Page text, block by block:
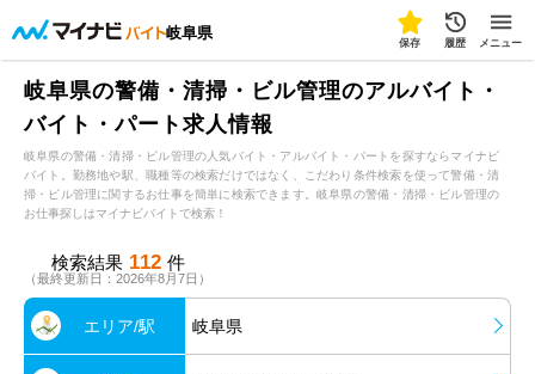
岐阜県
保存 履歴 メニュー
岐阜県の警備・清掃・ビル管理のアルバイト・
バイト・パート求人情報
岐阜県の警備・清掃・ビル管理の人気バイト・アルバイト・パートを探すならマイナビ
バイト。勤務地や駅、職種等の検索だけではなく、こだわり条件検索を使って警備・清
掃・ビル管理に関するお仕事を簡単に検索できます。岐阜県の警備・清掃・ビル管理の
お仕事探しはマイナビバイトで検索！
検索結果 112 件
（最終更新日：2026年8月7日）
エリア/駅 岐阜県